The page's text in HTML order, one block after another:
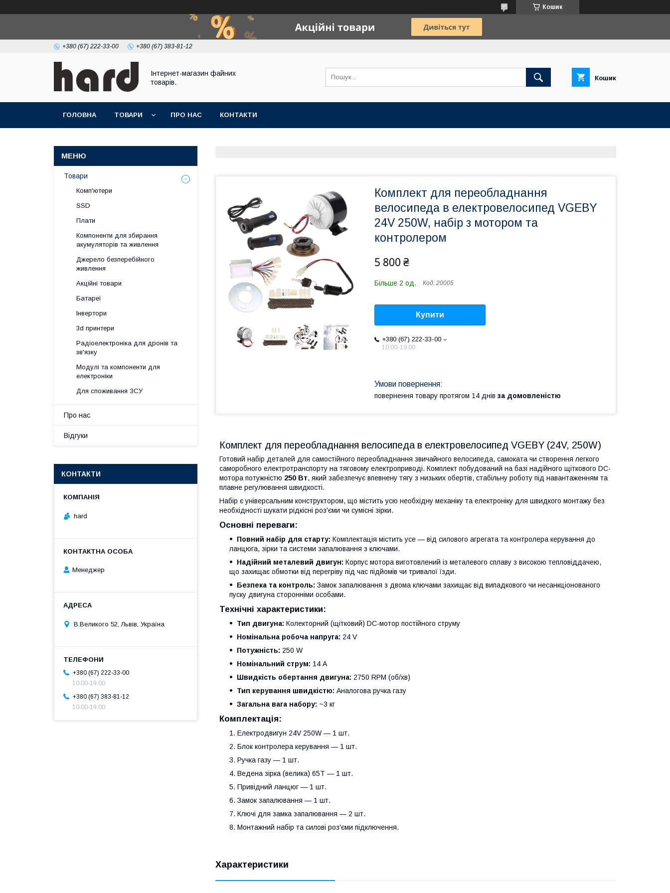
Кошик
+380 (67) 222-33-00 +380 (67) 383-81-12
Інтернет-магазин файних
товарів.
Кошик
ГОЛОВНА ТОВАРИ ПРО НАС КОНТАКТИ
Комплект для переобладнання
велосипеда в електровелосипед VGEBY
24V 250W, набір з мотором та
контролером
5 800 ₴
Більше 2 од. Код: 20005
Купити
+380 (67) 222-33-00
10:00-19:00
повернення товару протягом 14 днів за домовленістю
Комплект для переобладнання велосипеда в електровелосипед VGEBY (24V, 250W)
Готовий набір деталей для самостійного переобладнання звичайного велосипеда, самоката чи створення легкого
саморобного електротранспорту на тяговому електроприводі. Комплект побудований на базі надійного щіткового DC-
мотора потужністю 250 Вт, який забезпечує впевнену тягу з низьких обертів, стабільну роботу під навантаженням та
плавне регулювання швидкості.
Набір є універсальним конструктором, що містить усю необхідну механіку та електроніку для швидкого монтажу без
необхідності шукати рідкісні роз'єми чи сумісні зірки.
Основні переваги:
Повний набір для старту: Комплектація містить усе — від силового агрегата та контролера керування до
ланцюга, зірки та системи запалювання з ключами.
Надійний металевий двигун: Корпус мотора виготовлений із металевого сплаву з високою тепловіддачею,
що захищає обмотки від перегріву під час підйомів чи тривалої їзди.
Безпека та контроль: Замок запалювання з двома ключами захищає від випадкового чи несанкціонованого
пуску двигуна сторонніми особами.
Технічні характеристики:
Тип двигуна: Колекторний (щітковий) DC-мотор постійного струму
Номінальна робоча напруга: 24 V
Потужність: 250 W
Номінальний струм: 14 A
Швидкість обертання двигуна: 2750 RPM (об/хв)
Тип керування швидкістю: Аналогова ручка газу
Загальна вага набору: ~3 кг
Комплектація:
Електродвигун 24V 250W — 1 шт.
Блок контролера керування — 1 шт.
Ручка газу — 1 шт.
Ведена зірка (велика) 65T — 1 шт.
Привідний ланцюг — 1 шт.
Замок запалювання — 1 шт.
Ключі для замка запалювання — 2 шт.
Монтажний набір та силові роз'єми підключення.
Характеристики
Товари
Комп'ютери
SSD
Плати
Компоненти для збирання
акумуляторів та живлення
Джерело безперебійного
живлення
Акційні товари
Батареї
Інвертори
3d принтери
Радіоелектроніка для дронів та
зв'язку
Модулі та компоненти для
електроніки
Для споживання ЗСУ
Про нас
Відгуки
КОНТАКТИ
hard
Менеджер
В.Великого 52, Львів, Україна
+380 (67) 222-33-00
10:00-19:00
+380 (67) 383-81-12
10:00-19:00